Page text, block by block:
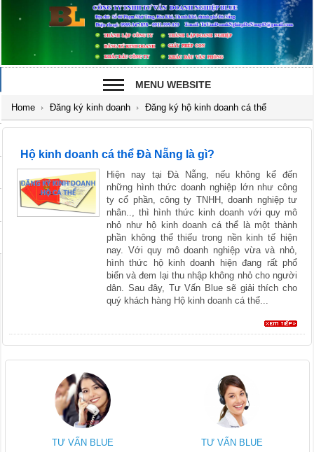
MENU WEBSITE
Home Đăng ký kinh doanh Đăng ký hộ kinh doanh cá thể
Hộ kinh doanh cá thể Đà Nẵng là gì?
Hiện nay tại Đà Nẵng, nếu không kể đến
những hình thức doanh nghiệp lớn như công
ty cổ phần, công ty TNHH, doanh nghiệp tư
nhân.., thì hình thức kinh doanh với quy mô
nhỏ như hộ kinh doanh cá thể là một thành
phần không thể thiếu trong nền kinh tế hiện
nay. Với quy mô doanh nghiệp vừa và nhỏ,
hình thức hộ kinh doanh hiện đang rất phổ
biến và đem lại thu nhập không nhỏ cho người
dân. Sau đây, Tư Vấn Blue sẽ giải thích cho
quý khách hàng Hộ kinh doanh cá thể...
TƯ VẤN BLUE
TƯ VẤN BLUE